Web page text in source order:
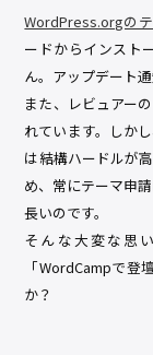
WordPress.orgの
ードからインスト
ん。アップデート
また、レビュアー
れています。しか
は結構ハードルが
め、常にテーマ申
長いのです。
そんな大変な思
「WordCampで
か？